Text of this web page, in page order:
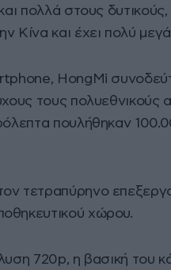
πολλά στους δυτικούς,
Κίνα και έχει πολύ
HongMi
τους πολυεθνικούς
πουλήθηκαν
τετραπύρηνο
χώρου.
720p, η βασική του